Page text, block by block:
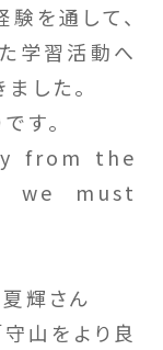
を通して、
学習活動へ
した。
す。
from the
we must
輝さん
をより良